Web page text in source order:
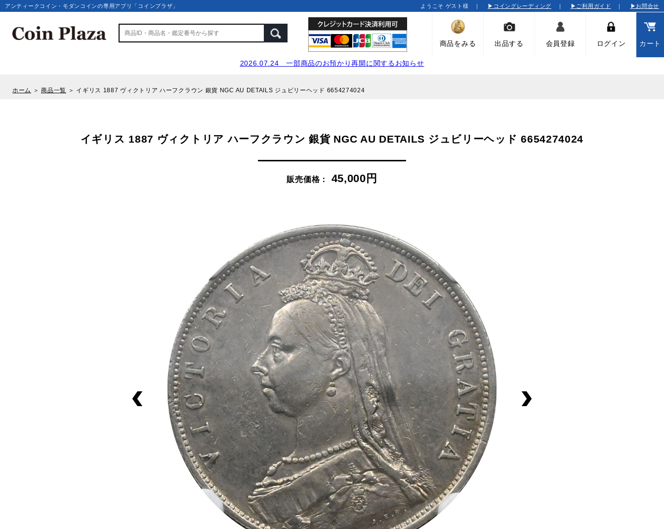
アンティークコイン・モダンコインの専用アプリ「コインプラザ」 ようこそ ゲスト様 ｜ ▶コイングレーディング ｜ ▶ご利用ガイド ｜ ▶お問合せ
商品をみる 出品する 会員登録 ログイン カート
2026.07.24 一部商品のお預かり再開に関するお知らせ
ホーム ＞商品一覧 ＞ イギリス 1887 ヴィクトリア ハーフクラウン 銀貨 NGC AU DETAILS ジュビリーヘッド 6654274024
イギリス 1887 ヴィクトリア ハーフクラウン 銀貨 NGC AU DETAILS ジュビリーヘッド 6654274024
販売価格： 45,000円